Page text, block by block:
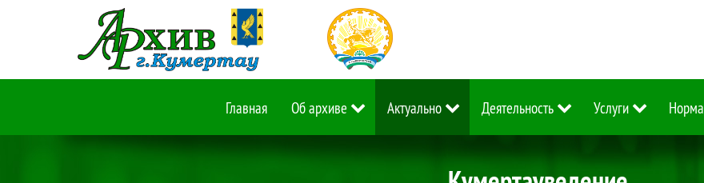
Главная Об архиве Актуально Деятельность Услуги